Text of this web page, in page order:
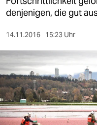
gesellschaft
sport
berlin
nord
denjenigen, die gut
14.11.2016 15:23 Uhr